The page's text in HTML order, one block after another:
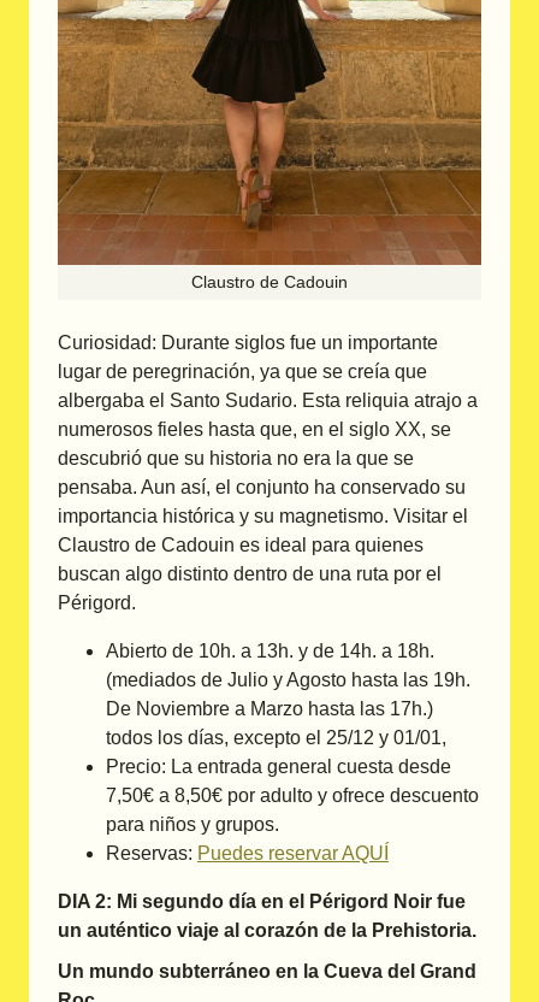
Claustro de Cadouin
Curiosidad: Durante siglos fue un importante
lugar de peregrinación, ya que se creía que
albergaba el Santo Sudario. Esta reliquia atrajo a
numerosos fieles hasta que, en el siglo XX, se
descubrió que su historia no era la que se
pensaba. Aun así, el conjunto ha conservado su
importancia histórica y su magnetismo. Visitar el
Claustro de Cadouin es ideal para quienes
buscan algo distinto dentro de una ruta por el
Périgord.
Abierto de 10h. a 13h. y de 14h. a 18h.
(mediados de Julio y Agosto hasta las 19h.
De Noviembre a Marzo hasta las 17h.)
todos los días, excepto el 25/12 y 01/01,
Precio: La entrada general cuesta desde
7,50€ a 8,50€ por adulto y ofrece descuento
para niños y grupos.
Reservas: Puedes reservar AQUÍ
DIA 2: Mi segundo día en el Périgord Noir fue
un auténtico viaje al corazón de la Prehistoria.
Un mundo subterráneo en la Cueva del Grand